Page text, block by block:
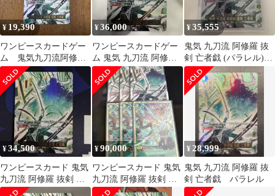
¥ 19,390
ワンピースカードゲー
ム 鬼気九刀流阿修羅
抜剣亡者戯 パラレル
¥36,000
ワンピースカードゲー
ム 鬼気 九刀流 阿修羅
抜剣 亡者戯
¥35,555
鬼気 九刀流 阿修羅 抜
剣 亡者戯 (パラレル)
OP12-037
¥34,500
ワンピースカード 鬼気
九刀流 阿修羅 抜剣 亡
者戯 パラレル ④
¥90,000
ワンピースカード 鬼気
九刀流 阿修羅 抜剣 亡
者戯 R 箔押し パラレル
¥ 28,999
鬼気 九刀流 阿修羅 抜
剣 亡者戯 パラレル